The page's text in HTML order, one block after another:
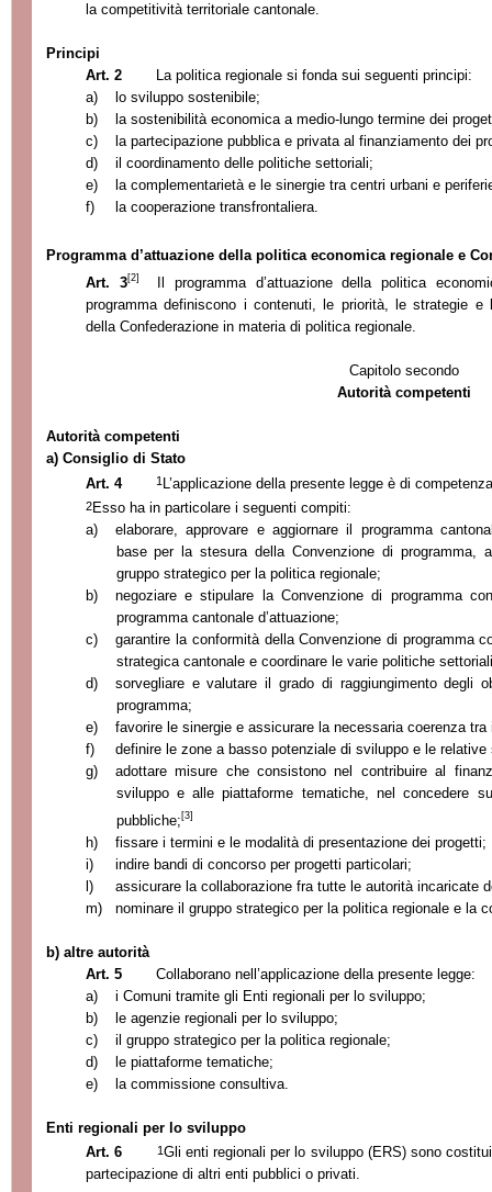
la competitività territoriale cantonale.
Principi
Art. 2
La politica regionale si fonda sui seguenti principi:
a)
lo sviluppo sostenibile;
b)
la sostenibilità economica a medio-lungo termine dei
c)
la partecipazione pubblica e privata al finanziamento dei
d)
il coordinamento delle politiche settoriali;
e)
la complementarietà e le sinergie tra centri urbani e
f)
la cooperazione transfrontaliera.
Programma d’attuazione della politica economica regionale e
Art. 3[2]
Il programma d’attuazione della politica
programma definiscono i contenuti, le priorità, le strategie e
della Confederazione in materia di politica regionale.
Capitolo secondo
Autorità competenti
Autorità competenti
a) Consiglio di Stato
Art. 4
1 L’applicazione della presente legge è di
2Esso ha in particolare i seguenti compiti:
a)
elaborare, approvare e aggiornare il programma
base per la stesura della Convenzione di programma,
gruppo strategico per la politica regionale;
b)
negoziare e stipulare la Convenzione di programma
programma cantonale d’attuazione;
c)
garantire la conformità della Convenzione di programma
strategica cantonale e coordinare le varie politiche
d)
sorvegliare e valutare il grado di raggiungimento degli
programma;
e)
favorire le sinergie e assicurare la necessaria coerenza
f)
definire le zone a basso potenziale di sviluppo e le relative
g)
adottare misure che consistono nel contribuire al
sviluppo e alle piattaforme tematiche, nel concedere
pubbliche; [3]
h)
fissare i termini e le modalità di presentazione dei progetti;
i)
indire bandi di concorso per progetti particolari;
l)
assicurare la collaborazione fra tutte le autorità incaricate
m)
nominare il gruppo strategico per la politica regionale e la
b) altre autorità
Art. 5
Collaborano nell’applicazione della presente legge:
a)
i Comuni tramite gli Enti regionali per lo sviluppo;
b)
le agenzie regionali per lo sviluppo;
c)
il gruppo strategico per la politica regionale;
d)
le piattaforme tematiche;
e)
la commissione consultiva.
Enti regionali per lo sviluppo
Art. 6
1Gli enti regionali per lo sviluppo (ERS) sono
partecipazione di altri enti pubblici o privati.